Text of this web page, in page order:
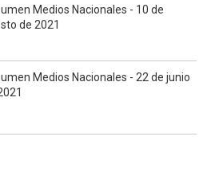
Medios Nacionales - 10 de
de 2021
Medios Nacionales - 22 de junio